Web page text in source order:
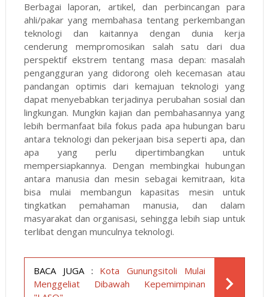
Berbagai laporan, artikel, dan perbincangan para
ahli/pakar yang membahasa tentang perkembangan
teknologi dan kaitannya dengan dunia kerja
cenderung mempromosikan salah satu dari dua
perspektif ekstrem tentang masa depan: masalah
pengangguran yang didorong oleh kecemasan atau
pandangan optimis dari kemajuan teknologi yang
dapat menyebabkan terjadinya perubahan sosial dan
lingkungan. Mungkin kajian dan pembahasannya yang
lebih bermanfaat bila fokus pada apa hubungan baru
antara teknologi dan pekerjaan bisa seperti apa, dan
apa yang perlu dipertimbangkan untuk
mempersiapkannya. Dengan membingkai hubungan
antara manusia dan mesin sebagai kemitraan, kita
bisa mulai membangun kapasitas mesin untuk
tingkatkan pemahaman manusia, dan dalam
masyarakat dan organisasi, sehingga lebih siap untuk
terlibat dengan munculnya teknologi.
BACA JUGA :
Kota Gunungsitoli Mulai
Menggeliat Dibawah Kepemimpinan